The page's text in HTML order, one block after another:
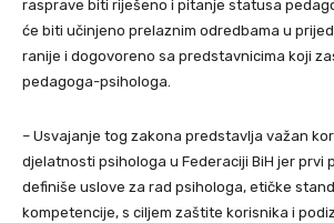
rasprave biti riješeno i pitanje statusa
će biti učinjeno prelaznim odredbama u
ranije i dogovoreno sa predstavnicima koji
pedagoga-psihologa.
– Usvajanje tog zakona predstavlja važan
djelatnosti psihologa u Federaciji BiH jer prvi
definiše uslove za rad psihologa, etičke
kompetencije, s ciljem zaštite korisnika i